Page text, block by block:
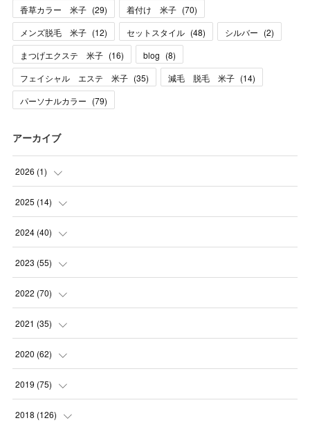
香草カラー 米子 (29) 着付け 米子 (70)
メンズ脱毛 米子 (12) セットスタイル (48) シルバー (2)
まつげエクステ 米子 (16) blog (8)
フェイシャル エステ 米子 (35) 減毛 脱毛 米子 (14)
パーソナルカラー (79)
アーカイブ
2026 (1)
(1
2025 (14)
(10 )
(1
(1
(2
2024 (40)
(1
(1
(3
(2
2023 (55)
(2
(4
(3
(3
2022 (70)
(7
(11 )
(8
(1)
2021 (35)
(5
(7
(5)
2020 (62)
(6
(9)
2019 (75)
(1)
2018 (126)